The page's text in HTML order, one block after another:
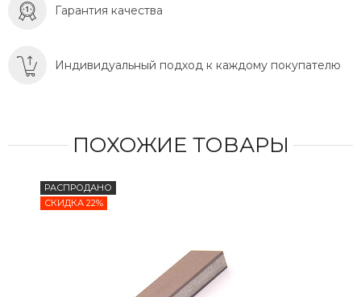
Гарантия качества
Индивидуальный подход к каждому покупателю
ПОХОЖИЕ ТОВАРЫ
РАСПРОДАНО
СКИДКА 22%